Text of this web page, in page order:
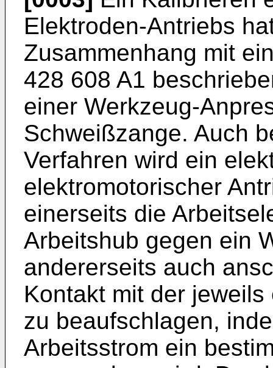
Elektroden-Antriebs
Zusammenhang mit
428 608 A1
einer Werkzeug-
Schweißzange. Auch
Verfahren wird ein
elektromotorischer
einerseits die
Arbeitshub gegen ein
andererseits auch
Kontakt mit der
zu beaufschlagen,
Arbeitsstrom ein